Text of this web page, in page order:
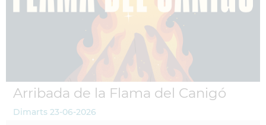
Arribada de la Flama del Canigó
Dimarts 23-06-2026